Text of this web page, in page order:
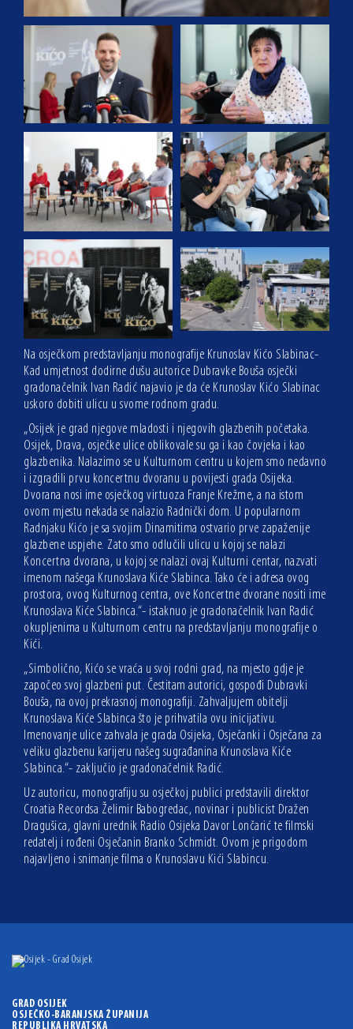
Na osječkom predstavljanju monografije Krunoslav Kićo Slabinac-
Kad umjetnost dodirne dušu autorice Dubravke Bouša osječki
gradonačelnik Ivan Radić najavio je da će Krunoslav Kićo Slabinac
uskoro dobiti ulicu u svome rodnom gradu.
„Osijek je grad njegove mladosti i njegovih glazbenih početaka.
Osijek, Drava, osječke ulice oblikovale su ga i kao čovjeka i kao
glazbenika. Nalazimo se u Kulturnom centru u kojem smo nedavno
i izgradili prvu koncertnu dvoranu u povijesti grada Osijeka.
Dvorana nosi ime osječkog virtuoza Franje Krežme, a na istom
ovom mjestu nekada se nalazio Radnički dom. U popularnom
Radnjaku Kićo je sa svojim Dinamitima ostvario prve zapaženije
glazbene uspjehe. Zato smo odlučili ulicu u kojoj se nalazi
Koncertna dvorana, u kojoj se nalazi ovaj Kulturni centar, nazvati
imenom našega Krunoslava Kiće Slabinca. Tako će i adresa ovog
prostora, ovog Kulturnog centra, ove Koncertne dvorane nositi ime
Krunoslava Kiće Slabinca.“- istaknuo je gradonačelnik Ivan Radić
okupljenima u Kulturnom centru na predstavljanju monografije o
Kići.
„Simbolično, Kićo se vraća u svoj rodni grad, na mjesto gdje je
započeo svoj glazbeni put. Čestitam autorici, gospođi Dubravki
Bouša, na ovoj prekrasnoj monografiji. Zahvaljujem obitelji
Krunoslava Kiće Slabinca što je prihvatila ovu inicijativu.
Imenovanje ulice zahvala je grada Osijeka, Osječanki i Osječana za
veliku glazbenu karijeru našeg sugrađanina Krunoslava Kiće
Slabinca.“- zaključio je gradonačelnik Radić.
Uz autoricu, monografiju su osječkoj publici predstavili direktor
Croatia Recordsa Želimir Babogredac, novinar i publicist Dražen
Dragušica, glavni urednik Radio Osijeka Davor Lončarić te filmski
redatelj i rođeni Osječanin Branko Schmidt. Ovom je prigodom
najavljeno i snimanje filma o Krunoslavu Kići Slabincu.
GRAD OSIJEK
OSJEČKO-BARANJSKA ŽUPANIJA
REPUBLIKA HRVATSKA